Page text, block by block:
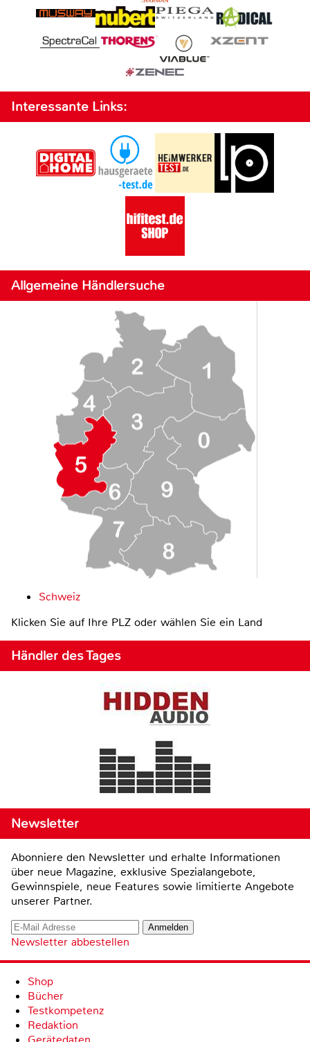
Interessante Links:
Allgemeine Händlersuche
Schweiz
Klicken Sie auf Ihre PLZ oder wählen Sie ein Land
Händler des Tages
Newsletter
Abonniere den Newsletter und erhalte Informationen
über neue Magazine, exklusive Spezialangebote,
Gewinnspiele, neue Features sowie limitierte Angebote
unserer Partner.
Newsletter abbestellen
Shop
Bücher
Testkompetenz
Redaktion